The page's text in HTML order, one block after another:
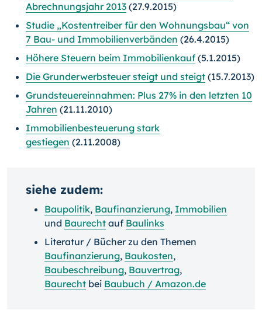
Abrechnungsjahr 2013 (27.9.2015)
Studie „Kostentreiber für den Wohnungsbau“ von
7 Bau- und Immobilienverbänden (26.4.2015)
Höhere Steuern beim Immobilienkauf (5.1.2015)
Die Grunderwerbsteuer steigt und steigt (15.7.2013)
Grundsteuereinnahmen: Plus 27% in den letzten 10
Jahren (21.11.2010)
Immobilienbesteuerung stark
gestiegen (2.11.2008)
siehe zudem:
Baupolitik, Baufinanzierung, Immobilien
und Baurecht auf Baulinks
Literatur / Bücher zu den Themen
Baufinanzierung, Baukosten,
Baubeschreibung, Bauvertrag,
Baurecht bei Baubuch / Amazon.de